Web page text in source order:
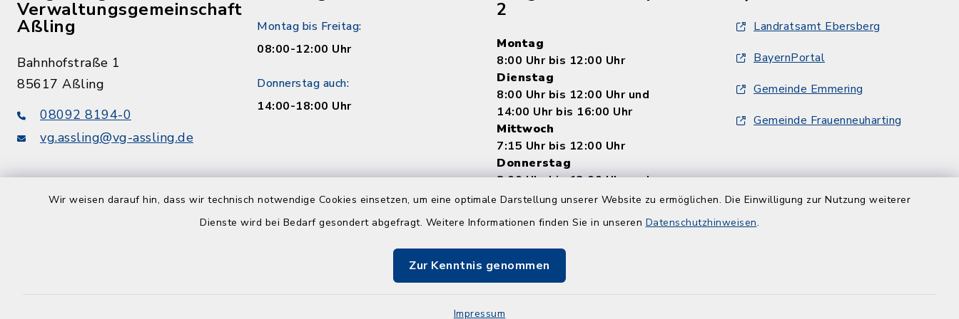
Wir weisen darauf hin, dass wir technisch notwendige Cookies einsetzen, um eine optimale Darstellung unserer Website zu ermöglichen. Die Einwilligung zur Nutzung weiterer
Dienste wird bei Bedarf gesondert abgefragt. Weitere Informationen finden Sie in unseren Datenschutzhinweisen.
Zur Kenntnis genommen
Impressum
Verwaltungsgemeinschaft
Aßling
Bahnhofstraße 1
85617 Aßling
08092 8194-0
vg.assling@vg-assling.de
Montag bis Freitag:
08:00-12:00 Uhr
Donnerstag auch:
14:00-18:00 Uhr
2
Montag
8:00 Uhr bis 12:00 Uhr
Dienstag
8:00 Uhr bis 12:00 Uhr und
14:00 Uhr bis 16:00 Uhr
Mittwoch
7:15 Uhr bis 12:00 Uhr
Donnerstag
8:00 Uhr bis 12:00 Uhr und
14:00 bis 18:00 Uhr
Landratsamt Ebersberg
BayernPortal
Gemeinde Emmering
Gemeinde Frauenneuharting